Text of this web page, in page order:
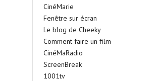
CinéMarie
Fenêtre sur écran
Le blog de Cheeky
Comment faire un film
CinéMaRadio
ScreenBreak
1001tv